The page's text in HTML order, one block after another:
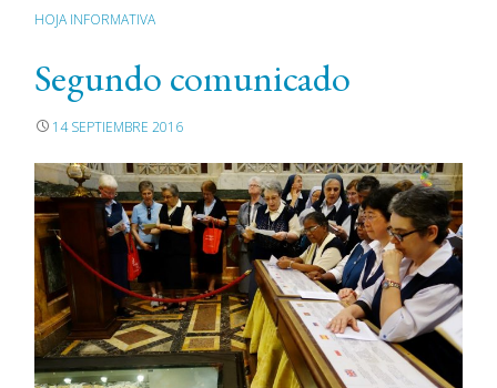
HOJA INFORMATIVA
Segundo comunicado
14 SEPTIEMBRE 2016